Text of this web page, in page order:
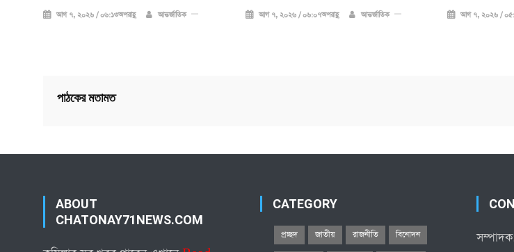
আগ ৭, ২০২৬ / ০৬:১৩অপরাহ্ণ আন্তর্জাতিক আগ ৭, ২০২৬ / ০৬:০৭অপরাহ্ণ আন্তর্জাতিক আগ ৭, ২০২৬ /
পাঠকের মতামত
ABOUT
CHATONAY71NEWS.COM
CATEGORY
প্রচ্ছদ জাতীয় রাজনীতি বিনোদন